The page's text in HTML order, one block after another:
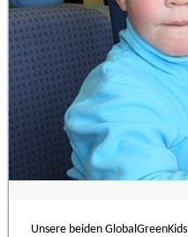
Unsere beiden GlobalGreenKids